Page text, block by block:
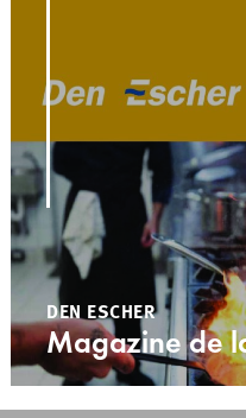
DEN ESCHER
Magazine de